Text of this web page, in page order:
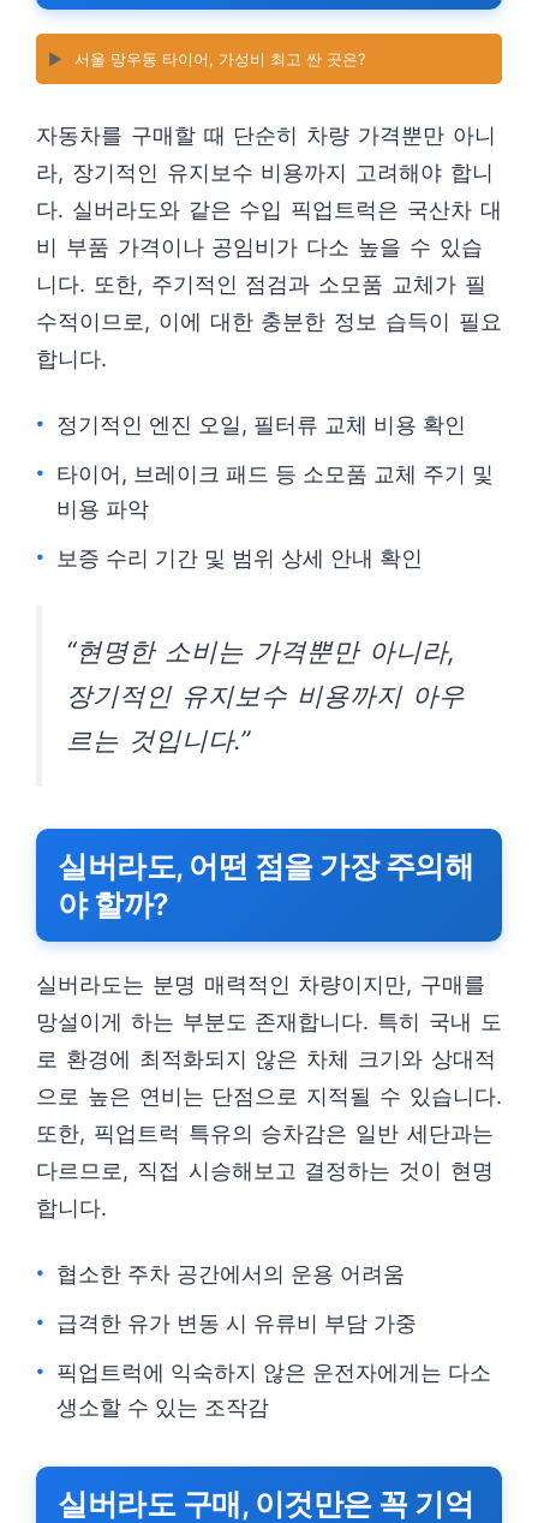
▶️ 서울 망우동 타이어, 가성비 최고 싼 곳은?
자동차를 구매할 때 단순히 차량 가격뿐만 아니
라, 장기적인 유지보수 비용까지 고려해야 합니
다. 실버라도와 같은 수입 픽업트럭은 국산차 대
비 부품 가격이나 공임비가 다소 높을 수 있습
니다. 또한, 주기적인 점검과 소모품 교체가 필
수적이므로, 이에 대한 충분한 정보 습득이 필요
합니다.
정기적인 엔진 오일, 필터류 교체 비용 확인
타이어, 브레이크 패드 등 소모품 교체 주기 및
비용 파악
보증 수리 기간 및 범위 상세 안내 확인
“현명한 소비는 가격뿐만 아니라,
장기적인 유지보수 비용까지 아우
르는 것입니다.”
실버라도, 어떤 점을 가장 주의해
야 할까?
실버라도는 분명 매력적인 차량이지만, 구매를
망설이게 하는 부분도 존재합니다. 특히 국내 도
로 환경에 최적화되지 않은 차체 크기와 상대적
으로 높은 연비는 단점으로 지적될 수 있습니다.
또한, 픽업트럭 특유의 승차감은 일반 세단과는
다르므로, 직접 시승해보고 결정하는 것이 현명
합니다.
협소한 주차 공간에서의 운용 어려움
급격한 유가 변동 시 유류비 부담 가중
픽업트럭에 익숙하지 않은 운전자에게는 다소
생소할 수 있는 조작감
실버라도 구매, 이것만은 꼭 기억